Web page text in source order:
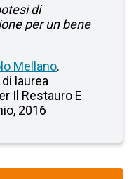
di
per un bene
Mellano.
laurea
Il Restauro E
2016